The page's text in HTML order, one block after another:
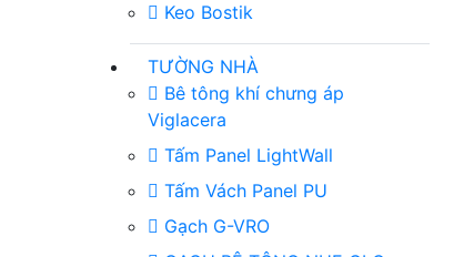
Keo Bostik
TƯỜNG NHÀ
Bê tông khí chưng áp
Viglacera
Tấm Panel LightWall
Tấm Vách Panel PU
Gạch G-VRO